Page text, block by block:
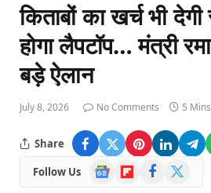
किताबों का खर्च भी
होगा लैपटॉप… मंत्री
बड़े ऐलान
July 8, 2026 No Comments 5
Share
Follow Us
Google
News
FlipboardFacebook